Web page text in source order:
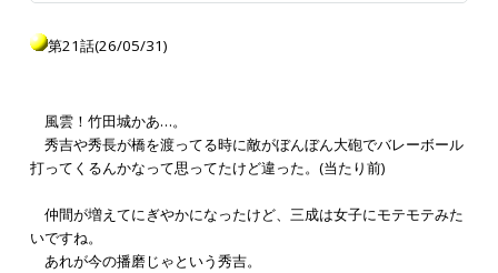
第21話(26/05/31)
風雲！竹田城かあ…。
秀吉や秀長が橋を渡ってる時に敵がぼんぼん大砲でバレーボール
打ってくるんかなって思ってたけど違った。(当たり前)
仲間が増えてにぎやかになったけど、三成は女子にモテモテみた
いですね。
あれが今の播磨じゃという秀吉。